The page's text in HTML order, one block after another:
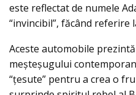
este reflectat de numele
“invincibil”, făcând
Aceste automobile
meșteșugului
“țesute” pentru a crea o